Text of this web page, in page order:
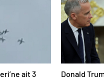
ait 3
Donald